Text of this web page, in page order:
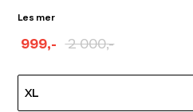
2 000,-
Opprinnelig
pris
var:
999,-
Nåværende
pris
er:
pakkebart, samtidig som det
med smal passform er
bæres komfortabelt under
Les mer